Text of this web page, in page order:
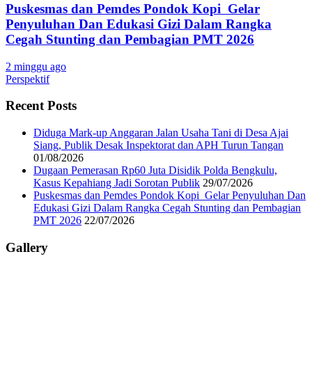
Puskesmas dan Pemdes Pondok Kopi Gelar
Penyuluhan Dan Edukasi Gizi Dalam Rangka
Cegah Stunting dan Pembagian PMT 2026
2 minggu ago
Perspektif
Recent Posts
Diduga Mark-up Anggaran Jalan Usaha Tani di Desa Ajai
Siang, Publik Desak Inspektorat dan APH Turun Tangan
01/08/2026
Dugaan Pemerasan Rp60 Juta Disidik Polda Bengkulu,
Kasus Kepahiang Jadi Sorotan Publik 29/07/2026
Puskesmas dan Pemdes Pondok Kopi Gelar Penyuluhan Dan
Edukasi Gizi Dalam Rangka Cegah Stunting dan Pembagian
PMT 2026 22/07/2026
Gallery